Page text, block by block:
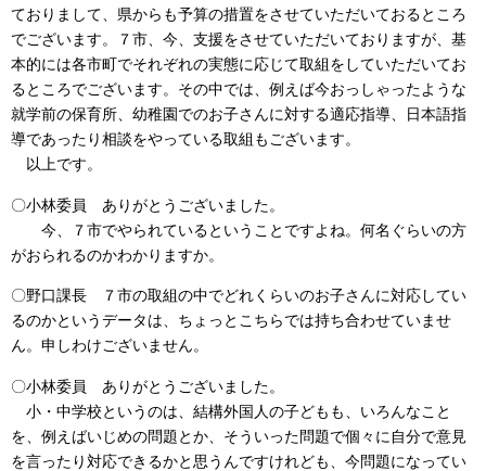
ておりまして、県からも予算の措置をさせていただいておるところ
でございます。７市、今、支援をさせていただいておりますが、基
本的には各市町でそれぞれの実態に応じて取組をしていただいてお
るところでございます。その中では、例えば今おっしゃったような
就学前の保育所、幼稚園でのお子さんに対する適応指導、日本語指
導であったり相談をやっている取組もございます。
以上です。
〇小林委員 ありがとうございました。
今、７市でやられているということですよね。何名ぐらいの方
がおられるのかわかりますか。
〇野口課長 ７市の取組の中でどれくらいのお子さんに対応してい
るのかというデータは、ちょっとこちらでは持ち合わせていませ
ん。申しわけございません。
〇小林委員 ありがとうございました。
小・中学校というのは、結構外国人の子どもも、いろんなこと
を、例えばいじめの問題とか、そういった問題で個々に自分で意見
を言ったり対応できるかと思うんですけれども、今問題になってい